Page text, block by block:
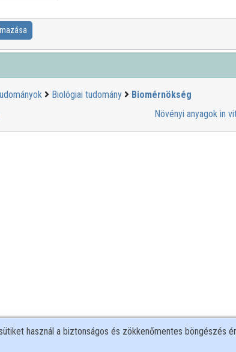
Biológiai tudomány
Biomérnökség
Növényi anyagok in
használ a biztonságos és zökkenőmentes böngészés